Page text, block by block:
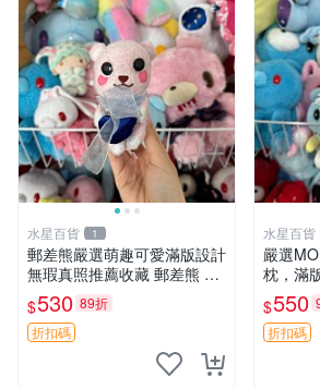
水星百貨 1
郵差熊嚴選萌趣可愛滿版設計
無瑕真照推薦收藏 郵差熊 熊
抱枕 紅薯啵啵間
$530 89折
折扣碼
水星百貨
嚴選
枕，滿
銷。每
過！ 郵
$550
折扣碼